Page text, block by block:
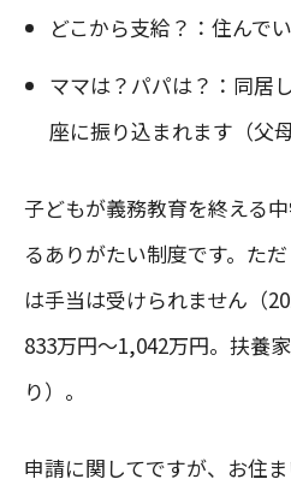
どこから支給？：住んで
ママは？パパは？：同居
座に振り込まれます（父
子どもが義務教育を終える
るありがたい制度です。た
は手当は受けられません（
833万円〜1,042万円。扶養
り）。
申請に関してですが、お住